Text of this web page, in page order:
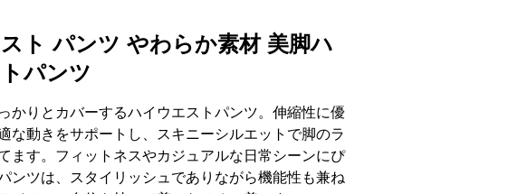
ト パンツ やわらか素材 美脚ハ
パンツ
かりとカバーするハイウエストパンツ。伸縮性に優
な動きをサポートし、スキニーシルエットで脚のラ
ます。フィットネスやカジュアルな日常シーンにぴ
ンツは、スタイリッシュでありながら機能性も兼ね